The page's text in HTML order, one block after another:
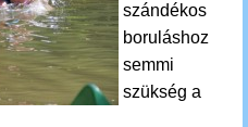
szándékos
boruláshoz
semmi
szükség a